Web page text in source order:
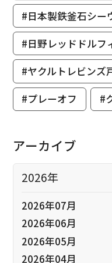
#日本製鉄釜石シー
#日野レッドドルフ
#ヤクルトレビンズ
#プレーオフ
#
アーカイブ
2026年
2026年07月
2026年06月
2026年05月
2026年04月